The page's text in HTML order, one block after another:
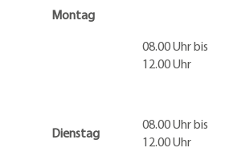
Montag
08.00 Uhr bis
12.00 Uhr
Dienstag
08.00 Uhr bis
12.00 Uhr